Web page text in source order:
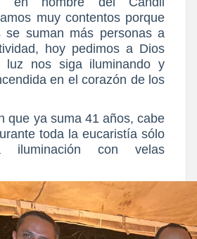
muy contentos porque
se suman más personas a
hoy pedimos a Dios
luz nos siga iluminando y
en el corazón de los
que ya suma 41 años, cabe
toda la eucaristía sólo
iluminación con velas